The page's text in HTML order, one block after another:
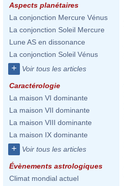
Aspects planétaires
La conjonction Mercure Vénus
La conjonction Soleil Mercure
Lune AS en dissonance
La conjonction Soleil Vénus
+ Voir tous les articles
Caractérologie
La maison VI dominante
La maison VII dominante
La maison VIII dominante
La maison IX dominante
+ Voir tous les articles
Évènements astrologiques
Climat mondial actuel